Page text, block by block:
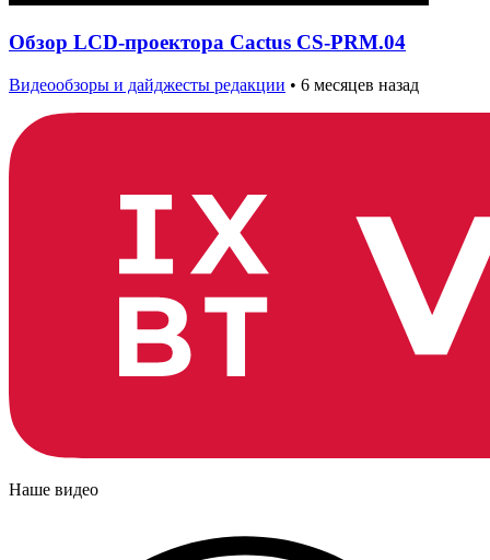
Обзор LCD-проектора Cactus CS-PRM.04
Видеообзоры и дайджесты редакции • 6 месяцев назад
Наше видео